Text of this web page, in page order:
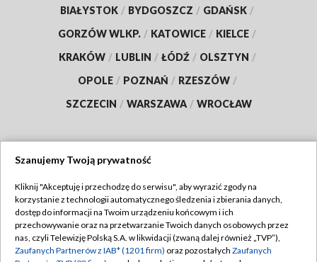
BIAŁYSTOK / BYDGOSZCZ / GDAŃSK /
GORZÓW WLKP. / KATOWICE / KIELCE /
KRAKÓW / LUBLIN / ŁÓDŹ / OLSZTYN /
OPOLE / POZNAŃ / RZESZÓW /
SZCZECIN / WARSZAWA / WROCŁAW
TVP
Abonament TVP
Emisja w TVP
Regulamin TVP
Polityka prywatności
Szanujemy Twoją prywatność
Kliknij "Akceptuję i przechodzę do serwisu", aby wyrazić zgody na
korzystanie z technologii automatycznego śledzenia i zbierania danych,
dostęp do informacji na Twoim urządzeniu końcowym i ich
przechowywanie oraz na przetwarzanie Twoich danych osobowych przez
nas, czyli Telewizję Polską S.A. w likwidacji (zwaną dalej również „TVP”),
Zaufanych Partnerów z IAB* (1201 firm) oraz pozostałych Zaufanych